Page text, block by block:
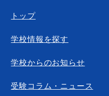
トップ
学校情報を探す
学校からのお知らせ
受験コラム・ニュース